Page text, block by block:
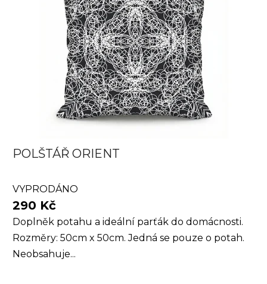
POLŠTÁŘ ORIENT
VYPRODÁNO
290 Kč
Doplněk potahu a ideální parťák do domácnosti.
Rozměry: 50cm x 50cm. Jedná se pouze o potah.
Neobsahuje...